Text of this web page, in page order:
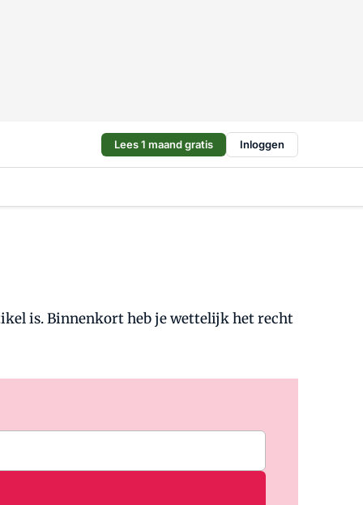
Lees 1 maand gratis Inloggen
is. Binnenkort heb je wettelijk het recht